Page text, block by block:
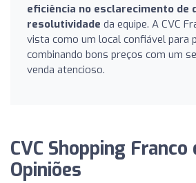
eficiência no esclarecimento de
resolutividade da equipe. A CVC
vista como um local confiável para
combinando bons preços com um
venda atencioso.
CVC Shopping Franco
Opiniões